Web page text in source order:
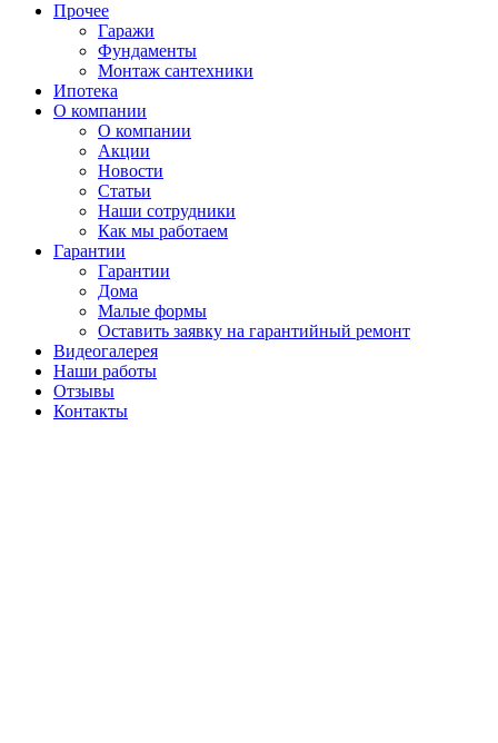
Прочее
Гаражи
Фундаменты
Монтаж сантехники
Ипотека
О компании
О компании
Акции
Новости
Статьи
Наши сотрудники
Как мы работаем
Гарантии
Гарантии
Дома
Малые формы
Оставить заявку на гарантийный ремонт
Видеогалерея
Наши работы
Отзывы
Контакты